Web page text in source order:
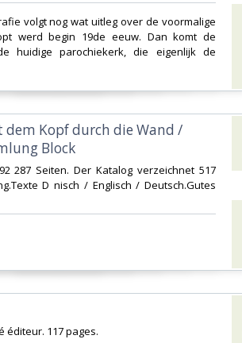
volgt nog wat uitleg over de voormalige
werd begin 19de eeuw. Dan komt de
huidige parochiekerk, die eigenlijk de
Kopf durch die Wand /
Block‎
287 Seiten. Der Katalog verzeichnet 517
D nisch / Englisch / Deutsch.Gutes
éditeur. 117 pages.‎